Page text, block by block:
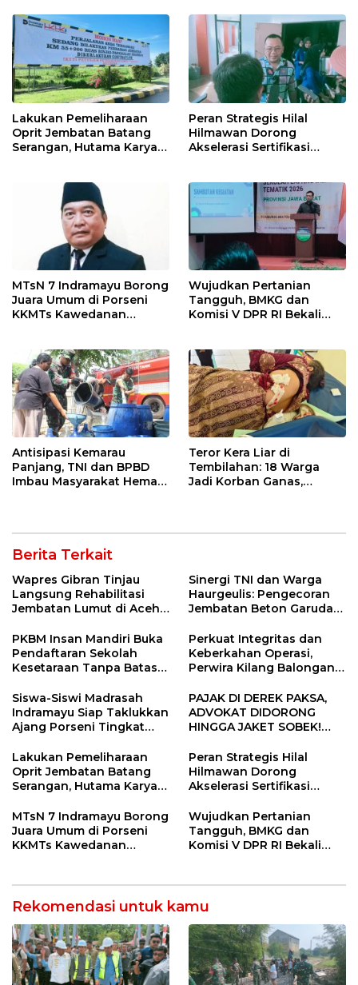
Pekanbaru!
Lakukan Pemeliharaan
Oprit Jembatan Batang
Serangan, Hutama Karya
Peran Strategis Hilal
Hilmawan Dorong
Akselerasi Sertifikasi
Indramayu
MTsN 7 Indramayu Borong
Juara Umum di Porseni
KKMTs Kawedanan
Wujudkan Pertanian
Tangguh, BMKG dan
Komisi V DPR RI Bekali
Antisipasi Kemarau
Panjang, TNI dan BPBD
Imbau Masyarakat Hemat
Teror Kera Liar di
Tembilahan: 18 Warga
Jadi Korban Ganas,
Berita Terkait
Wapres Gibran Tinjau
Langsung Rehabilitasi
Jembatan Lumut di Aceh
Konektivitas Pulih Cepat
Sinergi TNI dan Warga
Haurgeulis: Pengecoran
Jembatan Beton Garuda
PKBM Insan Mandiri Buka
Pendaftaran Sekolah
Kesetaraan Tanpa Batas
Perkuat Integritas dan
Keberkahan Operasi,
Perwira Kilang Balongan
Siswa-Siswi Madrasah
Indramayu Siap Taklukkan
Ajang Porseni Tingkat
PAJAK DI DEREK PAKSA,
ADVOKAT DIDORONG
HINGGA JAKET SOBEK!
Ngamuk Kepung Polresta
Pekanbaru!
Lakukan Pemeliharaan
Oprit Jembatan Batang
Serangan, Hutama Karya
55 Tol Binjai–Langsa
Peran Strategis Hilal
Hilmawan Dorong
Akselerasi Sertifikasi
Entaskan Kemiskinan di
Indramayu
MTsN 7 Indramayu Borong
Juara Umum di Porseni
KKMTs Kawedanan
Wujudkan Pertanian
Tangguh, BMKG dan
Komisi V DPR RI Bekali
Rekomendasi untuk kamu